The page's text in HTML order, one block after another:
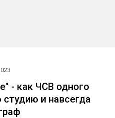
- как ЧСВ одного
и навсегда